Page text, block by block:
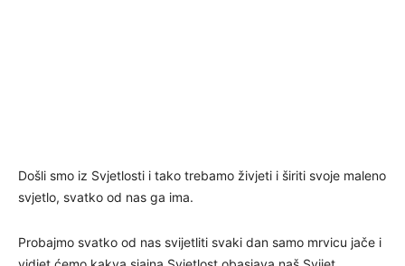
Došli smo iz Svjetlosti i tako trebamo živjeti i širiti svoje maleno
svjetlo, svatko od nas ga ima.
Probajmo svatko od nas svijetliti svaki dan samo mrvicu jače i